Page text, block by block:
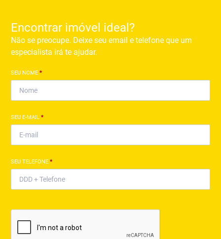
Encontrar imóvel ideal?
Não se preocupe. Deixe seu email e telefone que um
especialista irá te ajudar.
SEU NOME*
SEU E-MAIL*
SEU TELEFONE*